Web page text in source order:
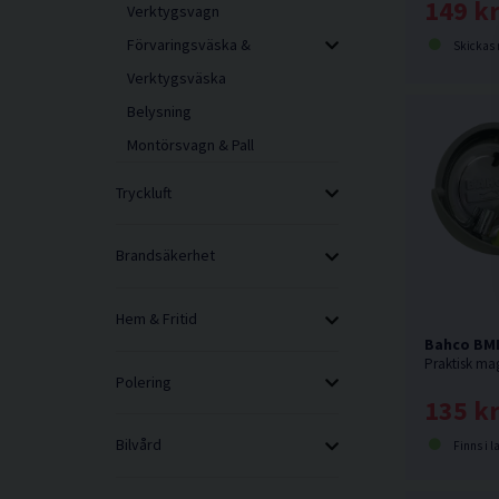
Verktygsvagn
Förvaringsväska &
Verktygsväska
Belysning
Montörsvagn & Pall
Tryckluft
Brandsäkerhet
Hem & Fritid
Polering
Bilvård
149 kr
Skickas
Bahco
135 kr
Finns i